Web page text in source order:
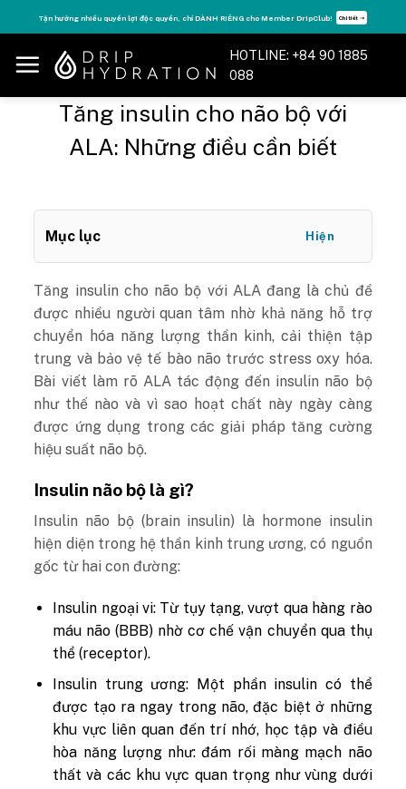
to
content
Tăng năng lượng - sống đỉnh cao với thẻ Vitamin Drip Membership. Xem ngay ➝
HOTLINE: +84 90 1885
088
Tăng insulin cho não bộ với
ALA: Những điều cần biết
Mục lục Hiện
Tăng insulin cho não bộ với ALA đang là chủ đề
được nhiều người quan tâm nhờ khả năng hỗ trợ
chuyển hóa năng lượng thần kinh, cải thiện tập
trung và bảo vệ tế bào não trước stress oxy hóa.
Bài viết làm rõ ALA tác động đến insulin não bộ
như thế nào và vì sao hoạt chất này ngày càng
được ứng dụng trong các giải pháp tăng cường
hiệu suất não bộ.
Insulin não bộ là gì?
Insulin não bộ (brain insulin) là hormone insulin
hiện diện trong hệ thần kinh trung ương, có nguồn
gốc từ hai con đường:
Insulin ngoại vi: Từ tụy tạng, vượt qua hàng rào
máu não (BBB) nhờ cơ chế vận chuyển qua thụ
thể (receptor).
Insulin trung ương: Một phần insulin có thể
được tạo ra ngay trong não, đặc biệt ở những
khu vực liên quan đến trí nhớ, học tập và điều
hòa năng lượng như: đám rối màng mạch não
thất và các khu vực quan trọng như vùng dưới